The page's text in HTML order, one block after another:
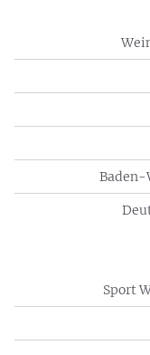
Baden-
Sport